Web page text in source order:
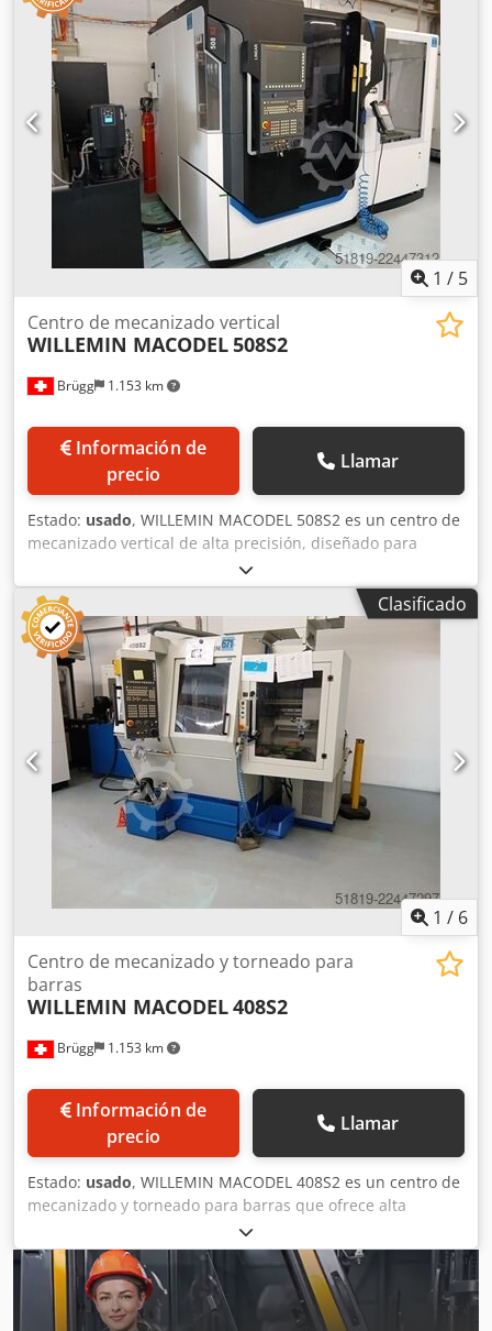
18.000 rpm, sin escalonamientos (HSK 63) Con los
siguientes accesorios: Mesa angular fija, superficie de
sujeción de 1250 mm x 700 mm Sonda de medición 3D
Heidenhain Medición de herramientas en el área de
trabajo por láser BLUM Cambiador vertical de
herramientas con 32 posiciones de almacén (HSK 63)
Cabina de protección total con puertas correderas e
iluminación interna Manivela electrónica Modos de
funcionamiento 3 + 4 Transportador de virutas Sistema de
refrigerante 3 bases de máquina regulables en altura
Enfriador de aceite del husillo Unidad de refrigeración del
armario eléctrico (Rittal) Manuales de operación
1 / 5
Brügg 1.153 km
Centro de mecanizado vertical
WILLEMIN MACODEL508S2
Información de
precio
Llamar
Estado: usado, WILLEMIN MACODEL 508S2 es un centro de
mecanizado vertical de alta precisión, diseñado para
garantizar exactitud y fiabilidad. Características: 6 ejes;
mesa giratoria de Ø180 mm, peso máximo de la pieza de
trabajo de 15 kg; recorrido X400 Y200 Z385 mm; B
-100/+30°; resolución de 0,0001. Datos: husillo HSK E40 de
50–42000 rpm; potencia de 10/15 kW; par de 8/12 Nm;
avance rápido de 60 m/min; aceleración de 10 m/s²;
conexión de 3×400 V 50 Hz; potencia total de 35 kVA; peso
de aproximadamente 5000 kg. Accesorios: palpador de
herramientas BLUM 3D Z‑MT, palpador de piezas de
trabajo Renishaw OMP400, separador de niebla de aceite
Donaldson, filtro Turbo Separator, lubricación
centralizada. Ideal para tolerancias estrechas en los
sectores de la automoción, la relojería, la industria
Clasificado
1 / 6
Brügg 1.153 km
Centro de mecanizado y torneado para
barras
WILLEMIN MACODEL408S2
Información de
precio
Llamar
Estado: usado, WILLEMIN MACODEL 408S2 es un centro de
mecanizado y torneado para barras que ofrece alta
precisión, gran exactitud y fiabilidad. Carreras X de 250
mm, Y de 200 mm, Z de 310 mm; eje B de -100°/+30°;
resolución de 0,0001; diámetro de la barra de Ø32 mm;
almacén de herramientas con 24 posiciones; longitud de la
herramienta de 95 mm, peso máximo de 1 kg; tiempo de